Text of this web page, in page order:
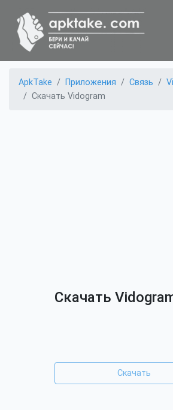
ApkTake Приложения Связь
Скачать Vidogram
Скачать
Скачать